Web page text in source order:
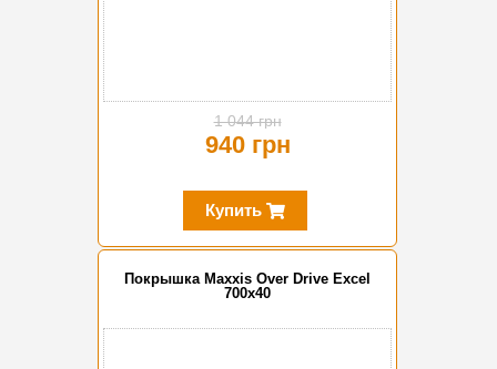
1 044 грн
940 грн
Купить
Покрышка Maxxis Over Drive Excel
700x40